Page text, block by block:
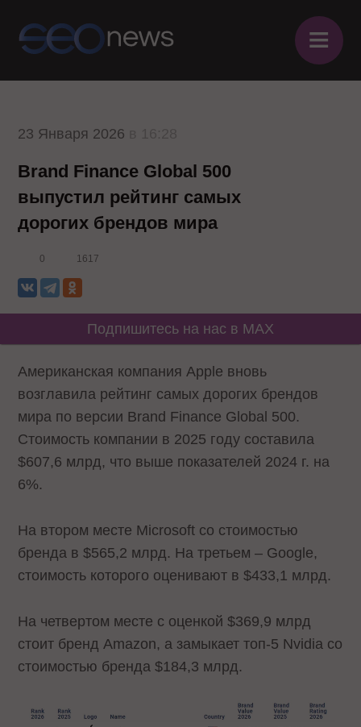
≡
23 Января 2026
Brand Finance Global 500
выпустил рейтинг самых
дорогих брендов мира
0 1617
Подпишитесь на нас в MAX
Американская компания Apple вновь
возглавила рейтинг самых дорогих брендов
мира по версии Brand Finance Global 500.
Стоимость компании в 2025 году составила
$607,6 млрд, что выше показателей 2024 г. на
6%.
На втором месте Microsoft со стоимостью
бренда в $565,2 млрд. На третьем – Google,
стоимость которого оценивают в $433,1 млрд.
На четвертом месте с оценкой $369,9 млрд
стоит бренд Amazon, а замыкает топ-5 Nvidia со
стоимостью бренда $184,3 млрд.